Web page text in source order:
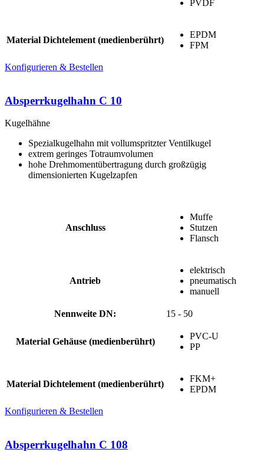
PVDF
Material Dichtelement (medienberührt)
EPDM
FPM
Konfigurieren & Bestellen
Absperrkugelhahn C 10
Kugelhähne
Spezialkugelhahn mit vollumspritzter Ventilkugel
extrem geringes Totraumvolumen
hohe Drehmomentübertragung durch großzügig
dimensionierten Kugelzapfen
Anschluss
Muffe
Stutzen
Flansch
Antrieb
elektrisch
pneumatisch
manuell
Nennweite DN: 15 - 50
Material Gehäuse (medienberührt)
PVC-U
PP
Material Dichtelement (medienberührt)
FKM+
EPDM
Konfigurieren & Bestellen
Absperrkugelhahn C 108